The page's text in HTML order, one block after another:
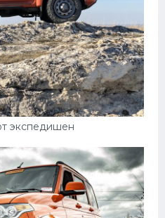
экспедишен